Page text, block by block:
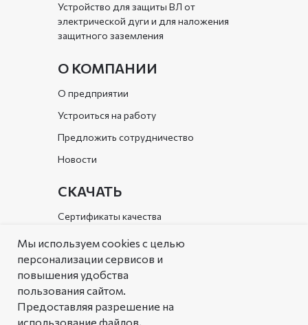
Мы используем cookies с целью
персонализации сервисов и
повышения удобства
пользования сайтом.
Предоставляя разрешение на
использование файлов,
Типовые решения
РЕШЕНИЯ
Каталог
Документы организации
Сертификаты качества
СКАЧАТЬ
Новости
Предложить сотрудничество
Устроиться на работу
О предприятии
О КОМПАНИИ
Устройство для защиты ВЛ от
электрической дуги и для наложения
защитного заземления